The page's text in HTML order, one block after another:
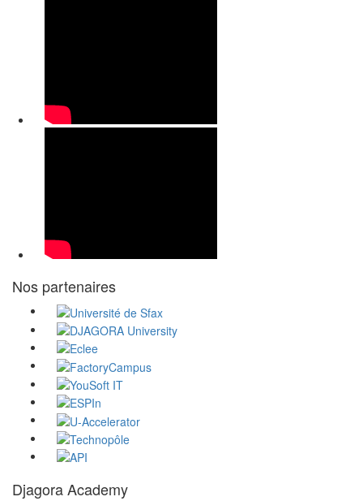
Nos partenaires
Djagora Academy